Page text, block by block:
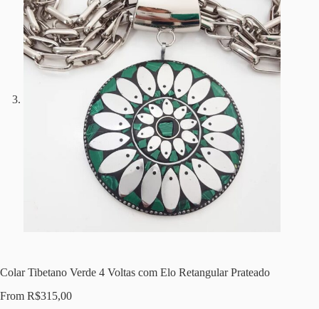
Colar Tibetano Verde 4 Voltas com Elo Retangular Prateado
From R$315,00